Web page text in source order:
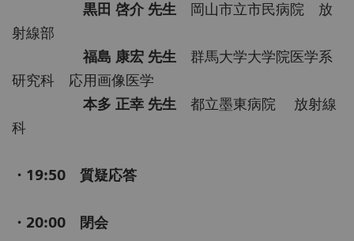
黒田 啓介 先生 岡山市立市民病院 放
射線部
福島 康宏 先生 群馬大学大学院医学系
研究科 応用画像医学
本多 正幸 先生 都立墨東病院 放射線
科
・19:50 質疑応答
・20:00 閉会